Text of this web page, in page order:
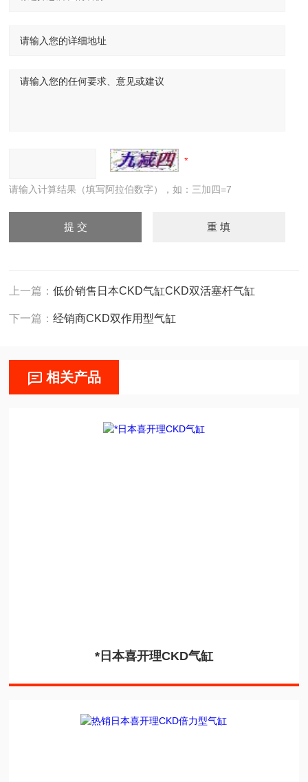
请输入计算结果（填写阿拉伯数字），如：三加四=7
上一篇：低价销售日本CKD气缸CKD双活塞杆气缸
下一篇：经销商CKD双作用型气缸
相关产品
*日本喜开理CKD气缸